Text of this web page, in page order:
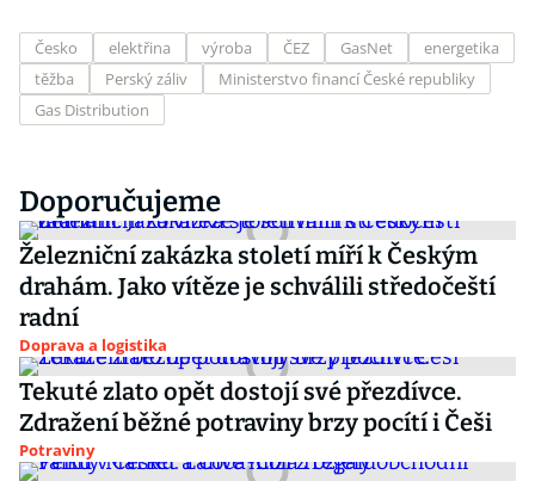
Česko elektřina výroba ČEZ GasNet
energetika
těžba
Perský záliv
Ministerstvo financí České republiky
Gas Distribution
Doporučujeme
Železniční zakázka století míří k Českým
drahám. Jako vítěze je schválili středočeští
radní
Doprava a logistika
Tekuté zlato opět dostojí své přezdívce.
Zdražení běžné potraviny brzy pocítí i Češi
Potraviny